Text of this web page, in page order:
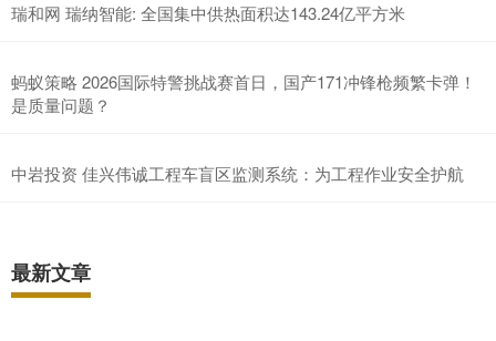
瑞和网 瑞纳智能: 全国集中供热面积达143.24亿平方米
蚂蚁策略 2026国际特警挑战赛首日，国产171冲锋枪频繁卡弹！
是质量问题？
中岩投资 佳兴伟诚工程车盲区监测系统：为工程作业安全护航
最新文章